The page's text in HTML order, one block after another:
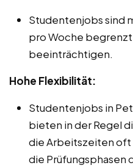
Studentenjobs sind
pro Woche
beeinträchtigen.
Hohe Flexibilität:
Studentenjobs in
bieten in der Regel
die Arbeitszeiten oft
die Prüfungsphasen